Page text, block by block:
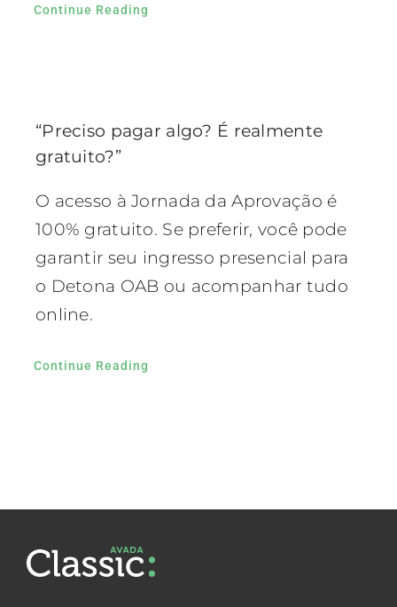
Continue Reading
“Preciso pagar algo? É realmente
gratuito?”
O acesso à Jornada da Aprovação é
100% gratuito. Se preferir, você pode
garantir seu ingresso presencial para
o Detona OAB ou acompanhar tudo
online.
Continue Reading